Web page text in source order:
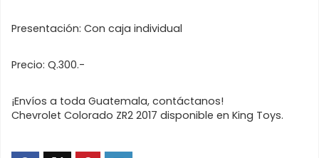
Presentación: Con caja individual
Precio: Q.300.-
¡Envíos a toda Guatemala, contáctanos!
Chevrolet Colorado ZR2 2017 disponible en King Toys.